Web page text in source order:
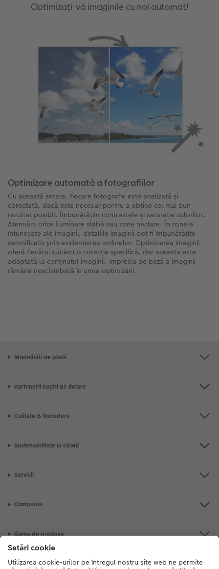
Optimizați-vă imaginile cu noi automat!
Optimizare automată a fotografiilor
Cu această setare, fiecare fotografie este analizată și
corectată, dacă este necesar pentru a obține cel mai bun
rezultat posibil. Îmbunătățim contrastele și saturația culorilor.
Atenuăm orice iluminare slabă sau zone neclare. În zonele
întunecate ale imaginii, detaliile imaginii pot fi îmbunătățite
semnificativ prin evidențierea umbrelor. Optimizarea imaginii
oferă fiecărui subiect o corecție specifică, dar aceasta este
adaptată la conținutul imaginii. Impresia de bază a imaginii
rămâne neschimbată în urma optimizării.
Modalități de plată
Partenerii noștri de livrare
Calitate & Încredere
Sustenabilitate la CEWE
Servicii
Compania
Gama de produse
CEWE Fotolumea